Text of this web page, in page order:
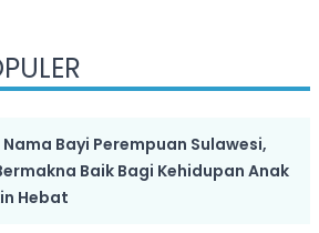
Bayi Perempuan Sulawesi,
Baik Bagi Kehidupan Anak
Hebat